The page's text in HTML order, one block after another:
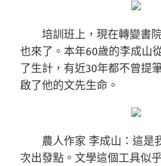
培訓班上，現在轉變書
也來了。本年60歲的李成山
了生計，有近30年都不曾提
啟了他的文先生命。
農人作家 李成山：這是
次出發點。文學這個工具似